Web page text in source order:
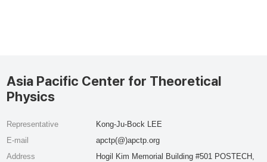
Asia Pacific Center for Theoretical
Physics
Representative
Kong-Ju-Bock LEE
E-mail
apctp(@)apctp.org
Address
Hogil Kim Memorial Building #501 POSTECH,